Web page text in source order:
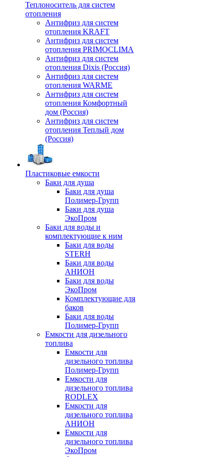
Теплоноситель для систем
отопления
Антифриз для систем
отопления KRAFT
Антифриз для систем
отопления PRIMOCLIMA
Антифриз для систем
отопления Dixis (Россия)
Антифриз для систем
отопления WARME
Антифриз для систем
отопления Комфортный
дом (Россия)
Антифриз для систем
отопления Теплый дом
(Россия)
Пластиковые емкости
Баки для душа
Баки для душа
Полимер-Групп
Баки для душа
ЭкоПром
Баки для воды и
комплектующие к ним
Баки для воды
STERH
Баки для воды
АНИОН
Баки для воды
ЭкоПром
Комплектующие для
баков
Баки для воды
Полимер-Групп
Емкости для дизельного
топлива
Емкости для
дизельного топлива
Полимер-Групп
Емкости для
дизельного топлива
RODLEX
Емкости для
дизельного топлива
АНИОН
Емкости для
дизельного топлива
ЭкоПром